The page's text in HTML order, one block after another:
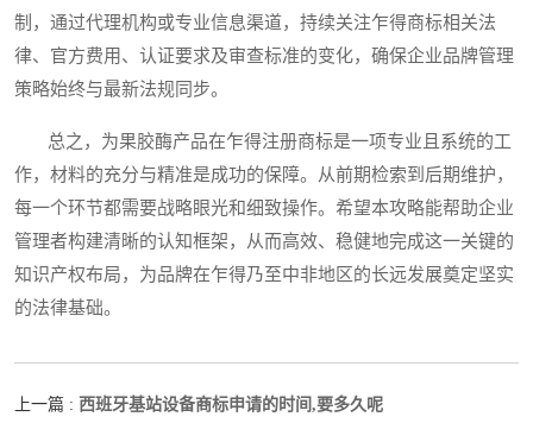
制，通过代理机构或专业信息渠道，持续关注乍得商标相关法
律、官方费用、认证要求及审查标准的变化，确保企业品牌管理
策略始终与最新法规同步。
总之，为果胶酶产品在乍得注册商标是一项专业且系统的工
作，材料的充分与精准是成功的保障。从前期检索到后期维护，
每一个环节都需要战略眼光和细致操作。希望本攻略能帮助企业
管理者构建清晰的认知框架，从而高效、稳健地完成这一关键的
知识产权布局，为品牌在乍得乃至中非地区的长远发展奠定坚实
的法律基础。
上一篇 : 西班牙基站设备商标申请的时间,要多久呢